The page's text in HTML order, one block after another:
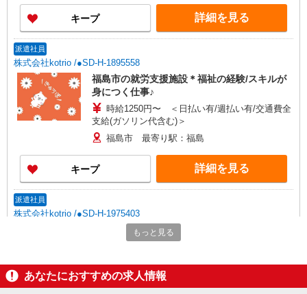
キープ 詳細を見る
派遣社員
株式会社kotrio /●SD-H-1895558
福島市の就労支援施設＊福祉の経験/スキルが
身につく仕事♪
時給1250円〜 ＜日払い有/週払い有/交通費全
支給(ガソリン代含む)＞
福島市 最寄り駅：福島
キープ 詳細を見る
派遣社員
株式会社kotrio /●SD-H-1975403
福島市＊20代〜50代の子育て世代活躍中！障
がい者支援員◎
通費全支給(ガソリン代含む)＞
福島市内 最寄り駅：福島
もっと見る
あなたにおすすめの求人情報